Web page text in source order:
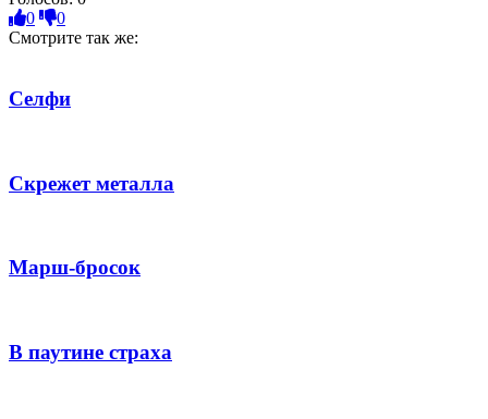
0
0
Смотрите так же:
Селфи
Скрежет металла
Марш-бросок
В паутине страха